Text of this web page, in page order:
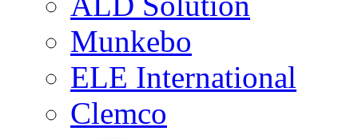
Munkebo
ELE International
Clemco